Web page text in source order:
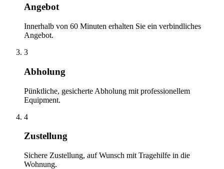
Angebot
Innerhalb von 60 Minuten erhalten Sie ein verbindliches
Angebot.
3
Abholung
Pünktliche, gesicherte Abholung mit professionellem
Equipment.
4
Zustellung
Sichere Zustellung, auf Wunsch mit Tragehilfe in die
Wohnung.